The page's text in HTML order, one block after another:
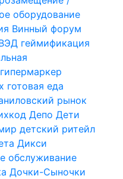
оборудование
Винный форум
геймификация
гипермаркер
готовая еда
рынок
Депо Дети
детский ритейл
Дикси
обслуживание
Дочки-Сыночки